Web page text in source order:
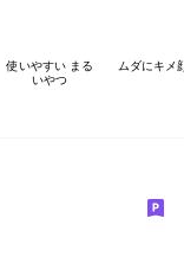
使いやすい まる
いやつ
ムダにキメ